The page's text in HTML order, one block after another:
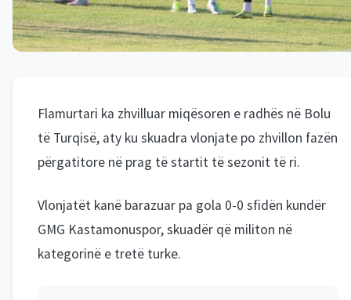
Flamurtari ka zhvilluar miqësoren e radhës në Bolu
të Turqisë, aty ku skuadra vlonjate po zhvillon fazën
përgatitore në prag të startit të sezonit të ri.
Vlonjatët kanë barazuar pa gola 0-0 sfidën kundër
GMG Kastamonuspor, skuadër që militon në
kategorinë e tretë turke.